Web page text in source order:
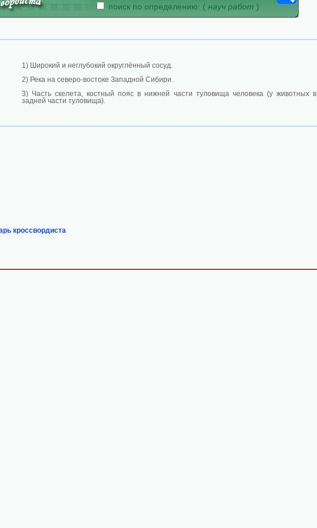
поиск по определению: ( науч работ )
1) Широкий и неглубокий округлённый сосуд.
2) Река на северо-востоке Западной Сибири.
3) Часть скелета, костный пояс в нижней части туловища человека (у животных в
задней части туловища).
кроссвордиста